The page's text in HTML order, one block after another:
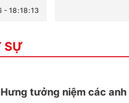
BÁC HỒ RA ĐI
- 18:18:13
SỰ
tưởng niệm các